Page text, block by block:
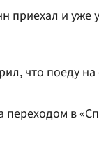
приехал и уже
что поеду
переходом в